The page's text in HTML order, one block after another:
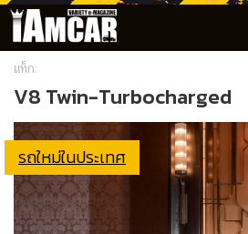
แท็ก:
V8 Twin-Turbocharged
รถใหม่ในประเทศ